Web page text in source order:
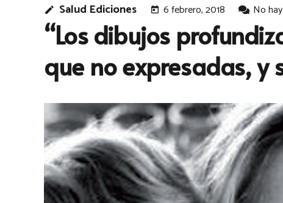
edit Salud Ediciones today 6 febrero, 2018 No
“Los dibujos
que no expresadas, y